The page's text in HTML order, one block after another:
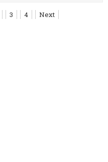
3 4 Next